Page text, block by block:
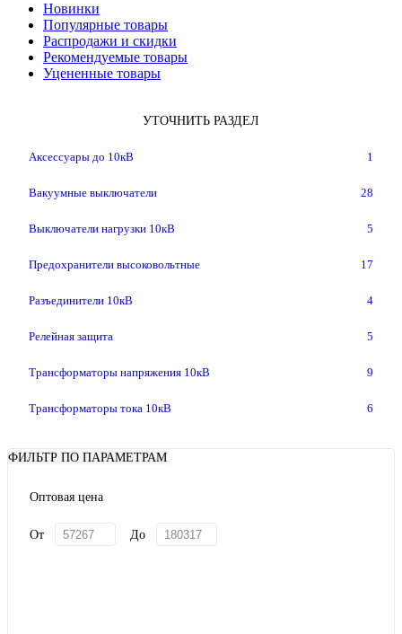
Новинки
Популярные товары
Распродажи и скидки
Рекомендуемые товары
Уцененные товары
УТОЧНИТЬ РАЗДЕЛ
Аксессуары до 10кВ 1
Вакуумные выключатели 28
Выключатели нагрузки 10кВ 5
Предохранители высоковольтные 17
Разъединители 10кВ 4
Релейная защита 5
Трансформаторы напряжения 10кВ 9
Трансформаторы тока 10кВ 6
ФИЛЬТР ПО ПАРАМЕТРАМ
Оптовая цена
От До